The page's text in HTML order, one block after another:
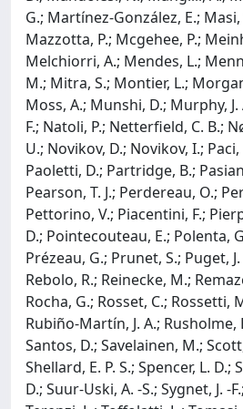
G.; Martínez-González, E.;
Mazzotta, P.; Mcgehee, P.;
Melchiorri, A.; Mendes, L.;
M.; Mitra, S.; Montier, L.;
Moss, A.; Munshi, D.; Murphy, J.
F.; Natoli, P.; Netterfield, C. B.;
U.; Novikov, D.; Novikov, I.; Paci,
Paoletti, D.; Partridge, B.;
Pearson, T. J.; Perdereau, O.;
Pettorino, V.; Piacentini, F.;
D.; Pointecouteau, E.; Polenta,
Prézeau, G.; Prunet, S.; Puget, J.
Rebolo, R.; Reinecke, M.;
Rocha, G.; Rosset, C.; Rossetti,
Rubiño-Martín, J. A.; Rusholme,
Santos, D.; Savelainen, M.;
Shellard, E. P. S.; Spencer, L.
D.; Suur-Uski, A. -S.; Sygnet, J. -